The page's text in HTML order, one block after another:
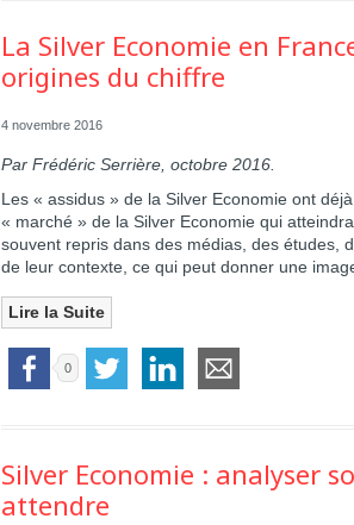
La Silver Economie en
origines du chiffre
4 novembre 2016
Par Frédéric Serrière, octobre 2016.
Les « assidus » de la Silver Economie ont
« marché » de la Silver Economie qui
souvent repris dans des médias, des études,
de leur contexte, ce qui peut donner une
Lire la Suite
0
Silver Economie : analyser
attendre